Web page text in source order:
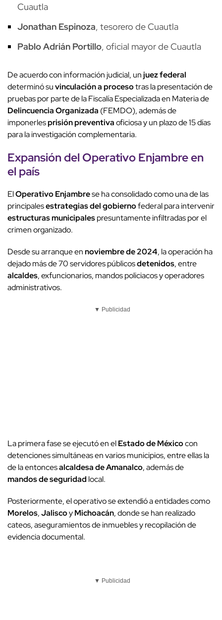
Cuautla
Jonathan Espinoza, tesorero de Cuautla
Pablo Adrián Portillo, oficial mayor de Cuautla
De acuerdo con información judicial, unjuez federal
determinó suvinculación a procesotras la presentación de
pruebas por parte de la Fiscalía Especializada en Materia de
Delincuencia Organizada (FEMDO), además de
imponerlesprisión preventivaoficiosa y un plazo de 15 días
para la investigación complementaria.
Expansión del Operativo Enjambreen
el país
ElOperativo Enjambrese ha consolidado como una de las
principalesestrategias del gobiernofederal para intervenir
estructuras municipalespresuntamente infiltradas por el
crimen organizado.
Desde su arranque ennoviembre de 2024, la operación ha
dejado más de 70 servidores públicosdetenidos, entre
alcaldes, exfuncionarios, mandos policiacos y operadores
administrativos.
▼ Publicidad
La primera fase se ejecutó en elEstado de Méxicocon
detenciones simultáneas en varios municipios, entre ellas la
de la entoncesalcaldesa de Amanalco, además de
mandos de seguridad local.
Posteriormente, el operativo se extendió a entidades como
Morelos,JaliscoyMichoacán, donde se han realizado
cateos, aseguramientos de inmuebles y recopilación de
evidencia documental.
▼ Publicidad